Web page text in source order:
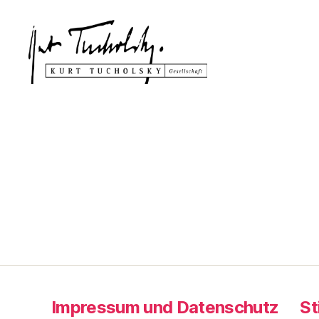
Impressum und Datenschutz